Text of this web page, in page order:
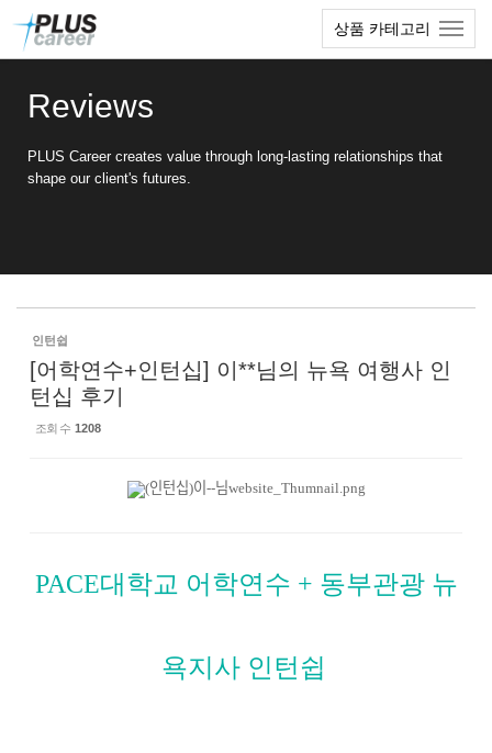
상품 카테고리
Reviews
PLUS Career creates value through long-lasting relationships that
shape our client's futures.
인턴쉽
[어학연수+인턴십] 이**님의 뉴욕 여행사 인
턴십 후기
조회 수 1208
PACE대학교 어학연수 + 동부관광 뉴
욕지사 인턴쉽